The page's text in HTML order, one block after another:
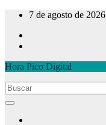
contenido
7 de agosto de 2026
Hora Pico Digital